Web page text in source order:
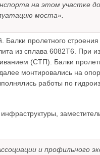
на этом участке
моста».
пролетного строения
из сплава 6082Т6. При
(СТП). Балки
монтировались на
работы по
инфраструктуры,
и профильного